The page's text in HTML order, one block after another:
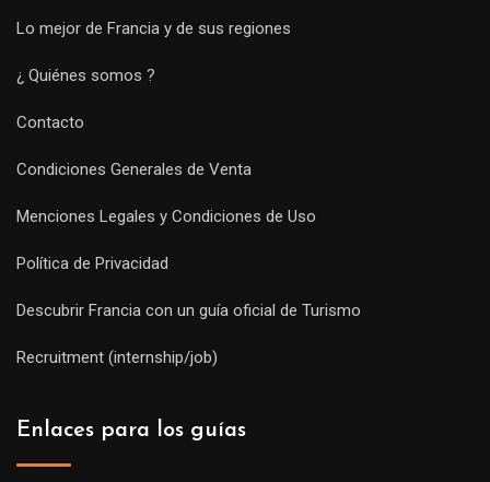
Lo mejor de Francia y de sus regiones
¿ Quiénes somos ?
Contacto
Condiciones Generales de Venta
Menciones Legales y Condiciones de Uso
Política de Privacidad
Descubrir Francia con un guía oficial de Turismo
Recruitment (internship/job)
Enlaces para los guías